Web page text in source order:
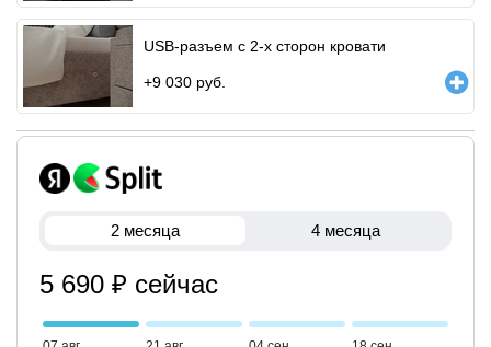
USB-разъем с 2-х сторон кровати
+9 030 руб.
2 месяца 4 месяца
5 690 ₽ сейчас